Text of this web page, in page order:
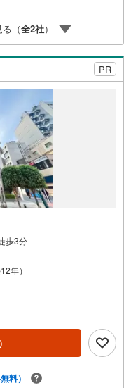
のご相談も随時開催中！■
のご相談 ○ご自宅査定
ります！
（全2社）
PR
歩3分
年）
料）